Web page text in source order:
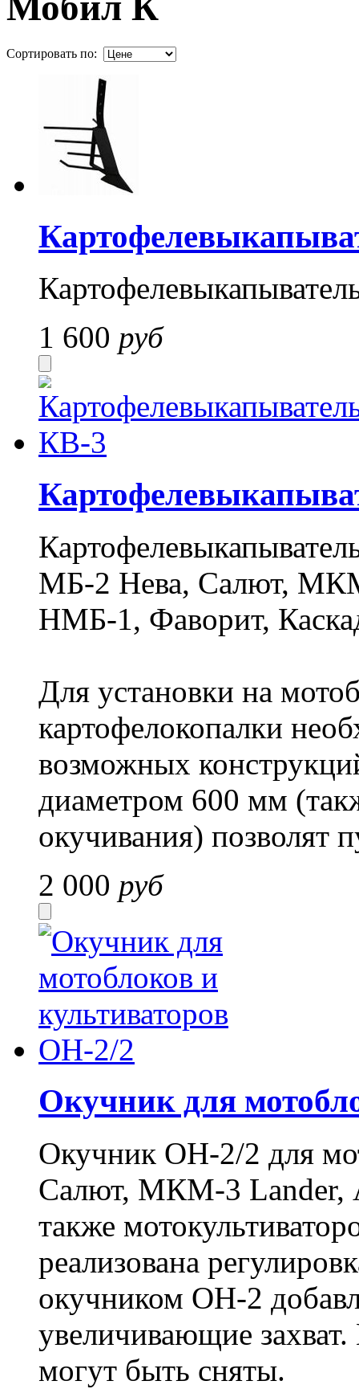
Сортировать по:
1 600 руб
МБ-2 Нева, Салют,
НМБ-1, Фаворит,
Для установки на
картофелокопалки
возможных
диаметром 600 мм
окучивания) позволят
2 000 руб
Окучник для
Окучник ОН-2/2 для
Салют, МКМ-3 Lander,
также
реализована
окучником ОН-2
увеличивающие
могут быть сняты.